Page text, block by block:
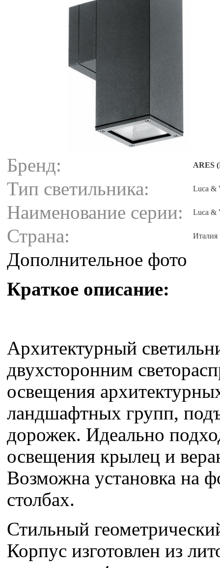
Бренд: ARES
Тип светильника: Luca &
Наименование серии: Luca &
Страна: Италия
Дополнительное фото
Краткое описание:
Архитектурный
двухсторонним
освещения
ландшафтных групп,
дорожек. Идеально
освещения крылец и
Возможна установка на
столбах.
Стильный
Корпус изготовлен из